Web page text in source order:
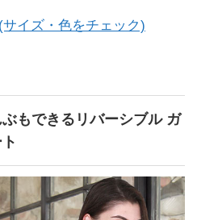
イズ・色をチェック)
もできるリバーシブル ガ